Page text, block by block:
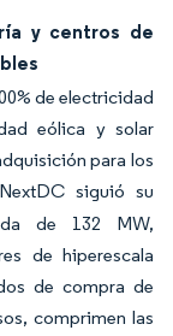
y centros de
de electricidad
eólica y solar
para los
NextDC siguió su
de 132 MW,
de hiperescala
de compra de
comprimen las